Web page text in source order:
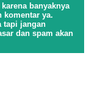
banyaknya
komentar ya.
tapi jangan
dan spam akan